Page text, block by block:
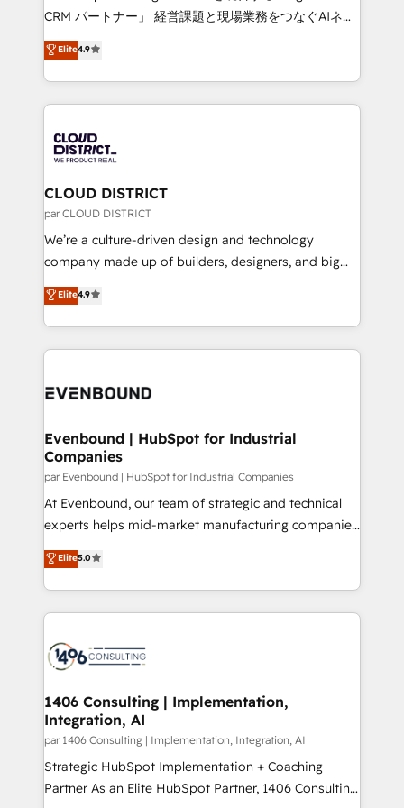
measurable growth. 🌎 Highlights: • 10+ years as a
Migration Excellence. • Top 3 Partner of the Year
LATAM 2022, 2023, 2024, 2025. • Partner of the Year
with HubSpot? Let Cebra’s experts help you grow
faster, smarter, and with impact.
CRM パートナー」 経営課題と現場業務をつなぐAIネイ
ティブ・エージェンシーとして、HubSpot Eliteの実装
力で顧客フロント業務を再設計します。 💡 100inc は何
をする会社か？ HubSpotを共通基盤に、AIエージェン
トを組み込んだ顧客フロント業務（マーケティング・営
ィブ・エージェンシーです。事業部・グループ会社・部
門が分立する組織で、データと業務プロセスのサイロ化
を、CRMを軸とした全社共通基盤に再構築します。意
思決定者・PMO・現場担当者に並走します。 1️⃣
HubSpot導入・活用支援 顧客データの一元化から、
GTMの見える化・自動化まで。全Hub統合運用、デー
2️⃣ AIエージェント組織構築 営業・マーケティング業務
の一部をAIが自律実行する組織への移行を設計・実装。
DX × AI推進のPMO伴走支援 複数部門をまたぐDX×AI変
の統合・浸透・変革管理を実行します。 ▸ CMS戦略設
計・構築：リード獲得・CVR・SEOを前提にした情報設
提供。 ▸ 既存CRM・MAからの移行支援：Salesforce・
Marketo・Pardot等からの移行、カスタム設計、履歴
データ移行と活用設計まで。 ▸ AEO対応：ChatGPT・
か？ ✓ HubSpot Eliteパートナー認定 ✓ HubSpotアワ
ード受賞・HUGリーダー ✓ ISO27001:2022 /
ISO9001:2015 取得 ✓ 400社以上の導入実績 ✓
状整理の壁打ちなど、構想段階からお気軽にお問い合わ
せください。
Elite4.9
CLOUD DISTRICT
par CLOUD DISTRICT
We’re a culture-driven design and technology
company made up of builders, designers, and big
thinkers. We blend strategy, design, and
development—always fueled by curiosity—to turn
ideas, opportunities, and challenges into meaningful
experiences. To us, technology is more than just
and—most importantly—simple. That’s why we lean
products and strategies that actually make a
difference.
Elite4.9
Evenbound | HubSpot for Industrial
Companies
par Evenbound | HubSpot for Industrial Companies
At Evenbound, our team of strategic and technical
experts helps mid-market manufacturing companies
achieve real growth. We specialize in delivering
tailored solutions that drive results by leveraging
HubSpot’s platform and data to fuel success.
Technical Solutions: - HubSpot Technical Consulting -
Onboarding - Data Migration & Integrations -
Technical Audit & Optimization Strategic Solutions: -
Revenue Operations - Inbound Marketing -
Outbound Marketing - HubSpot CMS Website
Design & Development We empower our clients to
reach their full potential by providing transparent,
relationship-driven support. With over 300 HubSpot
Elite5.0
1406 Consulting | Implementation,
Integration, AI
par 1406 Consulting | Implementation, Integration, AI
Strategic HubSpot Implementation + Coaching
Partner As an Elite HubSpot Partner, 1406 Consulting